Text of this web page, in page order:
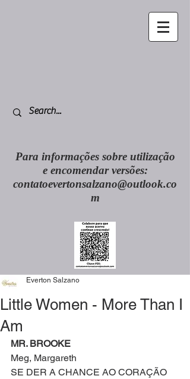
Para informações sobre utilização
e encomendar versões:
contatoevertonsalzano@outlook.co
m
Little Women - More Than I
Am
Everton Salzano
MR. BROOKE
Meg, Margareth
SE DER A CHANCE AO CORAÇÃO